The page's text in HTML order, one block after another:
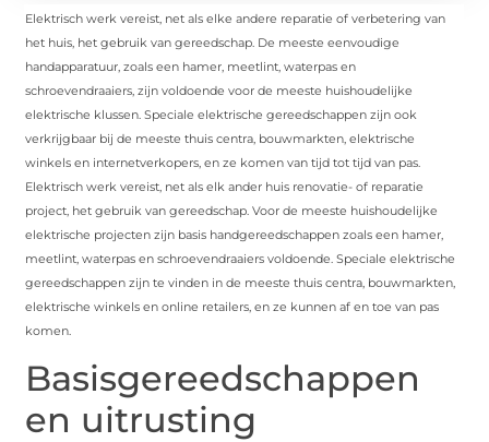
Elektrisch werk vereist, net als elke andere reparatie of verbetering van
het huis, het gebruik van gereedschap. De meeste eenvoudige
handapparatuur, zoals een hamer, meetlint, waterpas en
schroevendraaiers, zijn voldoende voor de meeste huishoudelijke
elektrische klussen. Speciale elektrische gereedschappen zijn ook
verkrijgbaar bij de meeste thuis centra, bouwmarkten, elektrische
winkels en internetverkopers, en ze komen van tijd tot tijd van pas.
Elektrisch werk vereist, net als elk ander huis renovatie- of reparatie
project, het gebruik van gereedschap. Voor de meeste huishoudelijke
elektrische projecten zijn basis handgereedschappen zoals een hamer,
meetlint, waterpas en schroevendraaiers voldoende. Speciale elektrische
gereedschappen zijn te vinden in de meeste thuis centra, bouwmarkten,
elektrische winkels en online retailers, en ze kunnen af ​​en toe van pas
komen.
Basisgereedschappen
en uitrusting